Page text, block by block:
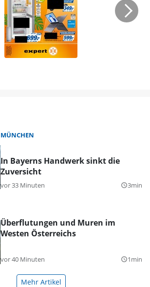
MÜNCHEN
In Bayerns Handwerk sinkt die
Zuversicht
vor 33 Minuten query_builder3min
Überflutungen und Muren im
Westen Österreichs
vor 40 Minuten query_builder1min
Mehr Artikel